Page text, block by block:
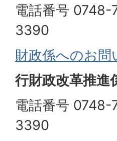
電話番号
3390
財政係へのお問
行財政改革推進
電話番号
3390